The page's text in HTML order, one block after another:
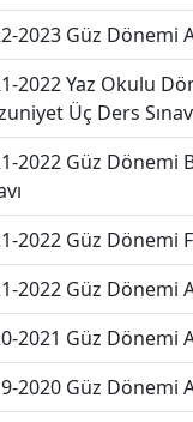
2023 Güz Dönemi
2022 Yaz Okulu
Üç Ders
2022 Güz Dönemi
2022 Güz Dönemi
2022 Güz Dönemi
2021 Güz Dönemi
2020 Güz Dönemi